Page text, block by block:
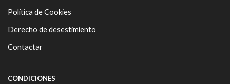
Política de Cookies
Derecho de desestimiento
Contactar
CONDICIONES